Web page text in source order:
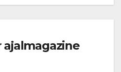
ajalmagazine